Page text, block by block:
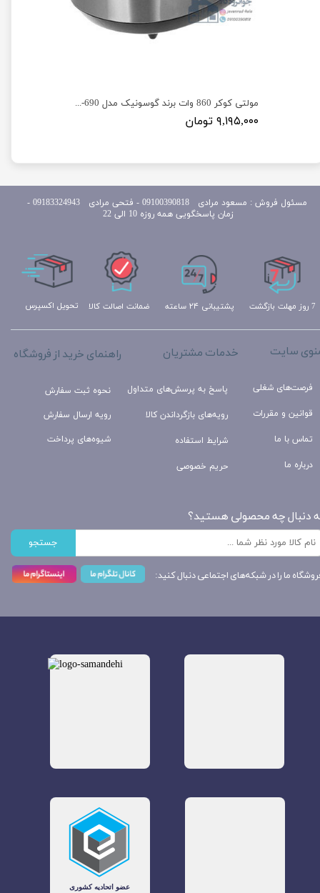
مولتی کوکر 860 وات برند گوسونیک مدل Gosonic GRC-690
۹,۱۹۵,۰۰۰ تومان
تحویل اکسپرس پشتیبانی ۲۴ ساعته 7 روز مهلت بازگشت ضمانت اصالت کالا
راهنمای خرید از فروشگاه
نحوه ثبت سفارش
رویه ارسال سفارش
شیوه‌های پرداخت
خدمات مشتریان
پاسخ به پرسش‌های متداول
رویه‌های بازگرداندن کالا
شرایط استفاده
حریم خصوصی
سایت
فرصت‌های شغلی
قوانین و مقررات
تماس با ما
درباره ما
دنبال چه محصولی هستید؟
جستجو
ما را در شبکه‌های اجتماعی دنبال کنید:
مسئول
فروش : مسعود مرادی 09100390818​​​​​​​ ​​​​​​​- فتحی مرادی 09183324943 -
زمان پاسخگویی همه روزه 10 الی 22